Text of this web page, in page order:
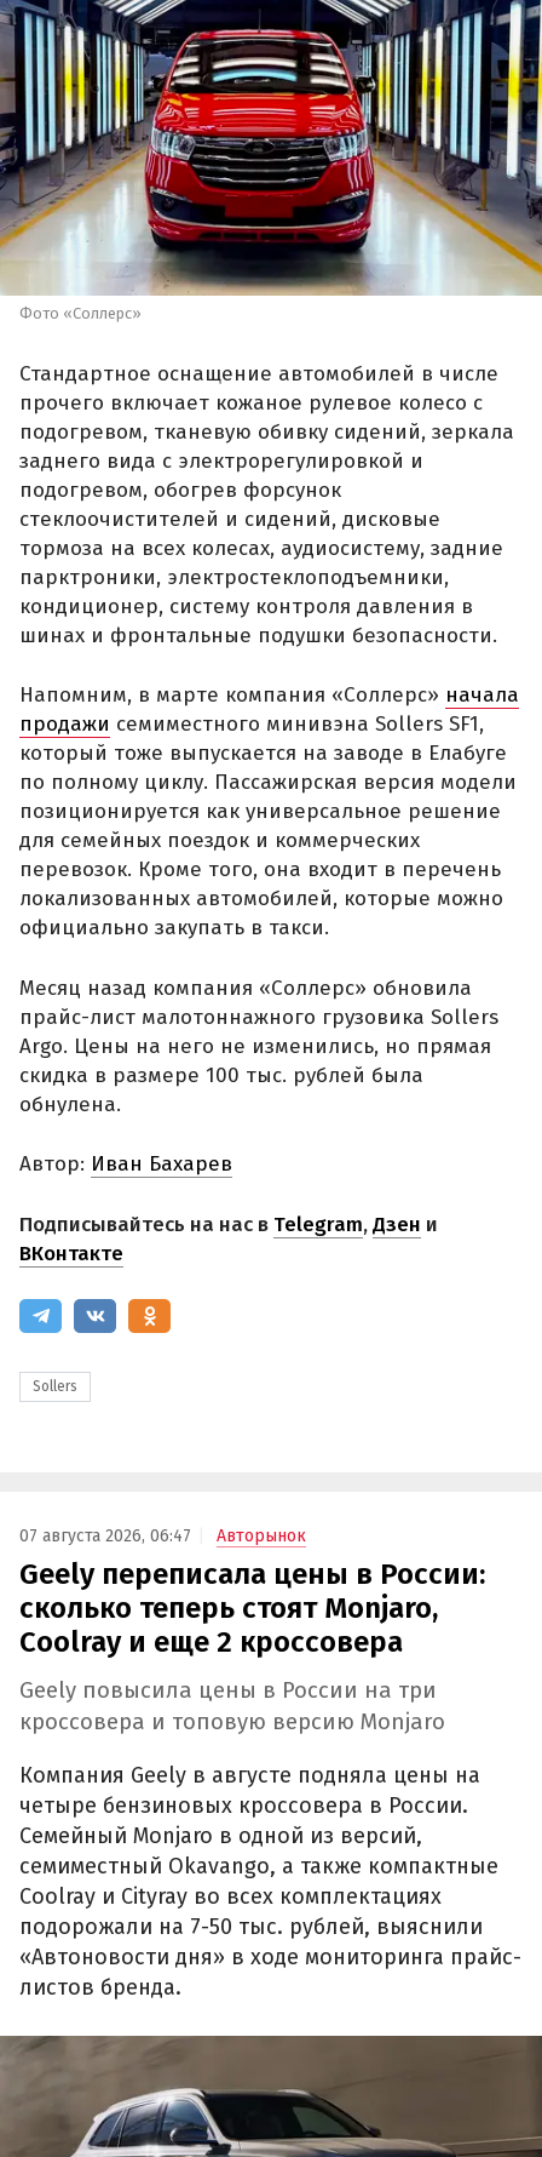
Фото «Соллерс»
Стандартное оснащение автомобилей в числе
прочего включает кожаное рулевое колесо с
подогревом, тканевую обивку сидений, зеркала
заднего вида с электрорегулировкой и
подогревом, обогрев форсунок
стеклоочистителей и сидений, дисковые
тормоза на всех колесах, аудиосистему, задние
парктроники, электростеклоподъемники,
кондиционер, систему контроля давления в
шинах и фронтальные подушки безопасности.
Напомним, в марте компания «Соллерс» начала
продажи семиместного минивэна Sollers SF1,
который тоже выпускается на заводе в Елабуге
по полному циклу. Пассажирская версия модели
позиционируется как универсальное решение
для семейных поездок и коммерческих
перевозок. Кроме того, она входит в перечень
локализованных автомобилей, которые можно
официально закупать в такси.
Месяц назад компания «Соллерс» обновила
прайс-лист малотоннажного грузовика Sollers
Argo. Цены на него не изменились, но прямая
скидка в размере 100 тыс. рублей была
обнулена.
Автор: Иван Бахарев
Подписывайтесь на нас в Telegram,Дзен и
ВКонтакте
Sollers
07 августа 2026, 06:47 Авторынок
Geely переписала цены в России:
сколько теперь стоят Monjaro,
Coolray и еще 2 кроссовера
Geely повысила цены в России на три
кроссовера и топовую версию Monjaro
Компания Geely в августе подняла цены на
четыре бензиновых кроссовера в России.
Семейный Monjaro в одной из версий,
семиместный Okavango, а также компактные
Coolray и Cityray во всех комплектациях
подорожали на 7-50 тыс. рублей, выяснили
«Автоновости дня» в ходе мониторинга прайс-
листов бренда.